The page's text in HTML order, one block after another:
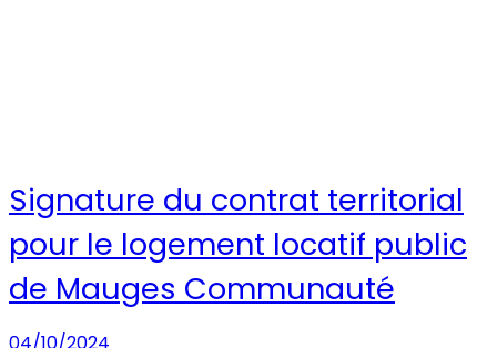
Signature du contrat territorial
pour le logement locatif public
de Mauges Communauté